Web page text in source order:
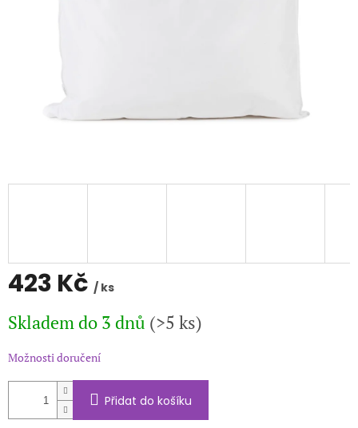
423 Kč / ks
cena:
Skladem do 3 dnů (>5 ks)
Možnosti doručení
Přidat do košíku